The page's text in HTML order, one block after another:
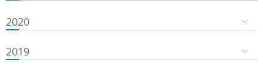
2020
2019